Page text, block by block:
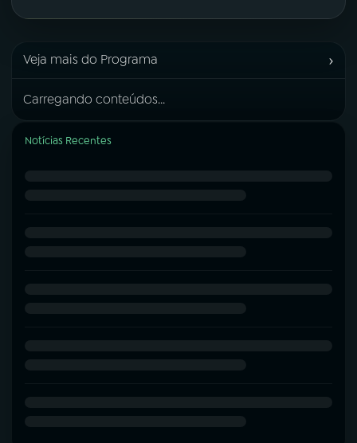
Veja mais do Programa ›
Carregando conteúdos...
Notícias Recentes